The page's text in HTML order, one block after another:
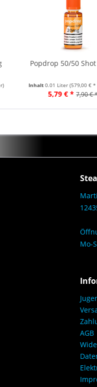
Popdrop 50/50
Inhalt 0.01 Liter (579,00 €
5,79 € * 7,90 €
Mo-
AGB